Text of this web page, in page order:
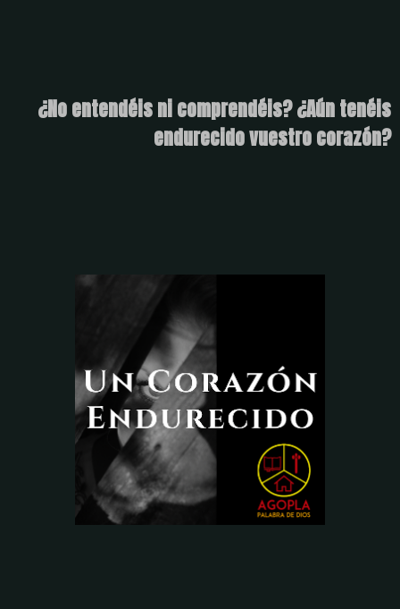
¿No entendéis ni comprendéis? ¿Aún tenéis
endurecido vuestro corazón?